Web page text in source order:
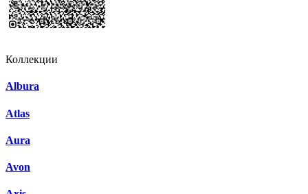
Коллекции
Albura
Atlas
Aura
Avon